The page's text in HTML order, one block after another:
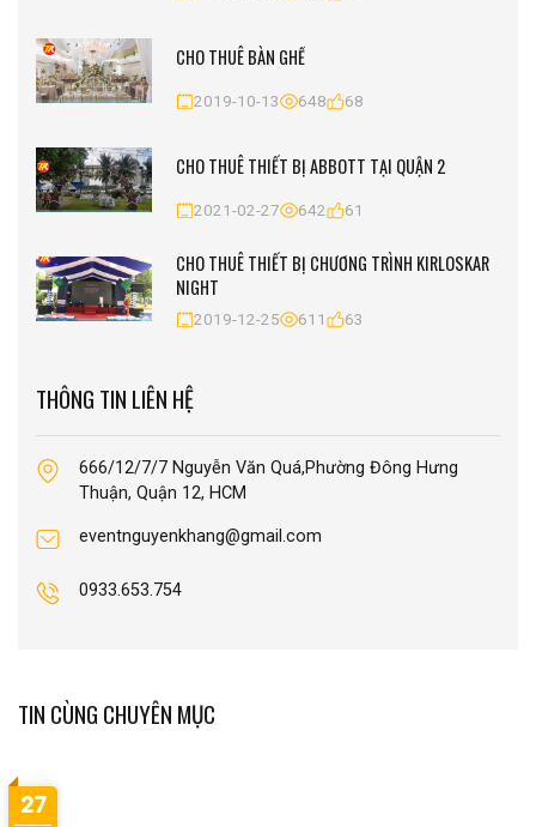
CHO THUÊ BÀN GHẾ
2019-10-13 648 68
CHO THUÊ THIẾT BỊ ABBOTT TẠI QUẬN 2
2021-02-27 642 61
CHO THUÊ THIẾT BỊ CHƯƠNG TRÌNH KIRLOSKAR
NIGHT
2019-12-25 611 63
THÔNG TIN LIÊN HỆ
666/12/7/7 Nguyễn Văn Quá,Phường Đông Hưng
Thuận, Quận 12, HCM
eventnguyenkhang@gmail.com
0933.653.754
TIN CÙNG CHUYÊN MỤC
27